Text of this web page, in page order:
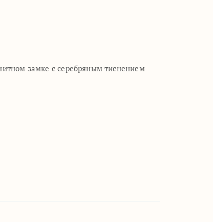
замке с серебряным тиснением